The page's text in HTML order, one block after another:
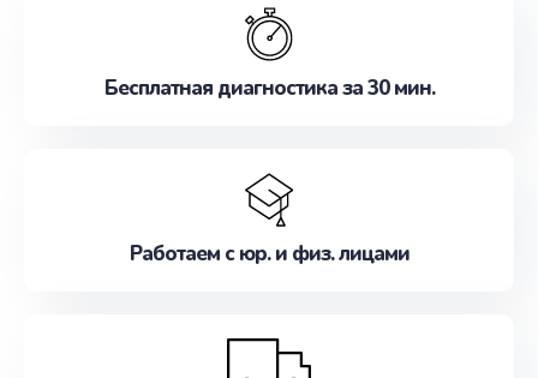
наилучшим образом. Не медлите записаться на
Бесплатная диагностика за 30 мин.
Работаем с юр. и физ. лицами